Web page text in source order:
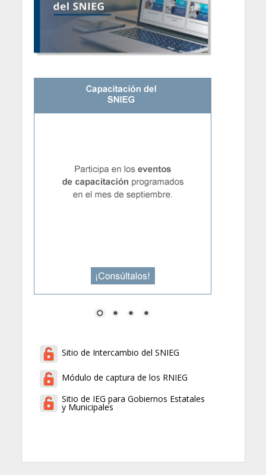
Sitio de Intercambio del SNIEG
Módulo de captura de los RNIEG
Sitio de IEG para Gobiernos Estatales
y Municipales